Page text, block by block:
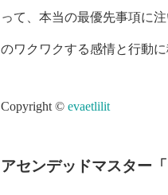
って、本当の最優先事項に
のワクワクする感情と行動
Copyright © evaetlilit
アセンデッドマスター